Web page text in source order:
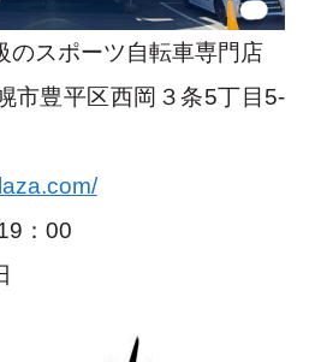
のスポーツ自転車専門店
豊平区西岡３条5丁目5-
：00